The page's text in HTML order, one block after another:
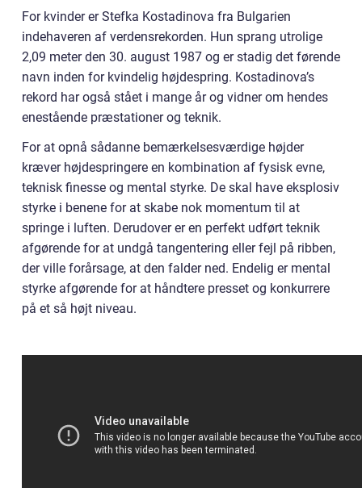
For kvinder er Stefka Kostadinova fra Bulgarien
indehaveren af verdensrekorden. Hun sprang utrolige
2,09 meter den 30. august 1987 og er stadig det førende
navn inden for kvindelig højdespring. Kostadinova’s
rekord har også stået i mange år og vidner om hendes
enestående præstationer og teknik.
For at opnå sådanne bemærkelsesværdige højder
kræver højdespringere en kombination af fysisk evne,
teknisk finesse og mental styrke. De skal have eksplosiv
styrke i benene for at skabe nok momentum til at
springe i luften. Derudover er en perfekt udført teknik
afgørende for at undgå tangentering eller fejl på ribben,
der ville forårsage, at den falder ned. Endelig er mental
styrke afgørende for at håndtere presset og konkurrere
på et så højt niveau.